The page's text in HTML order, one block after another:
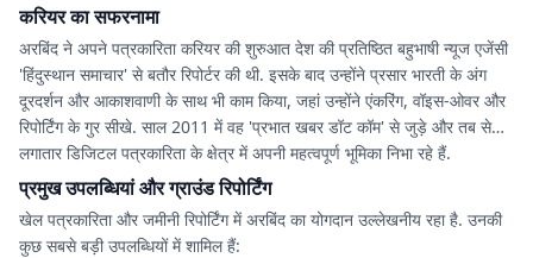
करियर का सफरनामा
अरबिंद ने अपने पत्रकारिता करियर की शुरुआत देश की प्रतिष्ठित बहुभाषी न्यूज एजेंसी
'हिंदुस्थान समाचार' से बतौर रिपोर्टर की थी. इसके बाद उन्होंने प्रसार भारती के अंग
दूरदर्शन और आकाशवाणी के साथ भी काम किया, जहां उन्होंने एंकरिंग, वॉइस-ओवर और
रिपोर्टिंग के गुर सीखे. साल 2011 में वह 'प्रभात खबर डॉट कॉम' से जुड़े और तब से
लगातार डिजिटल पत्रकारिता के क्षेत्र में अपनी महत्वपूर्ण भूमिका निभा रहे हैं.
प्रमुख उपलब्धियां और ग्राउंड रिपोर्टिंग
खेल पत्रकारिता और जमीनी रिपोर्टिंग में अरबिंद का योगदान उल्लेखनीय रहा है. उनकी
कुछ सबसे बड़ी उपलब्धियों में शामिल हैं: